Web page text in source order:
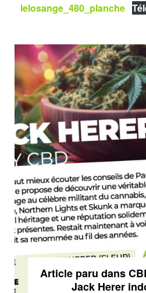
lelosange_480_planche
Article paru dans
Jack Herer